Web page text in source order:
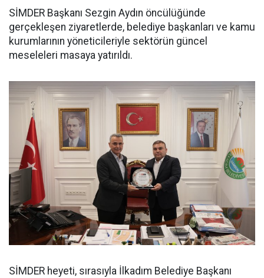
SİMDER Başkanı Sezgin Aydın öncülüğünde
gerçekleşen ziyaretlerde, belediye başkanları ve kamu
kurumlarının yöneticileriyle sektörün güncel
meseleleri masaya yatırıldı.
SİMDER heyeti, sırasıyla İlkadım Belediye Başkanı